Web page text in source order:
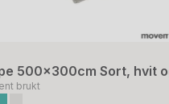
500x300cm Sort, hvit
brukt